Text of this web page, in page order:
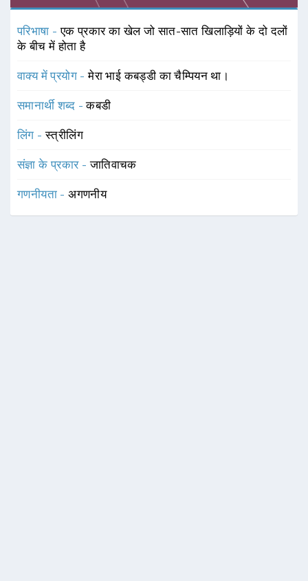
परिभाषा -एक प्रकार का खेल जो सात-सात खिलाड़ियों के दो दलों
के बीच में होता है
वाक्य में प्रयोग -मेरा भाई कबड्डी का चैम्पियन था।
समानार्थी शब्द -कबडी
लिंग -स्त्रीलिंग
संज्ञा के प्रकार -जातिवाचक
गणनीयता -अगणनीय